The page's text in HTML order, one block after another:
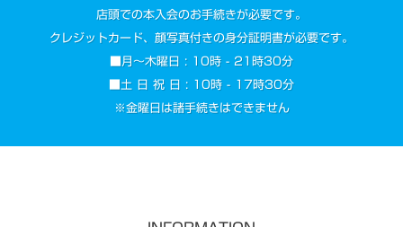
店頭での本入会のお手続きが必要です。
クレジットカード、顔写真付きの身分証明書が必要です。
■月～木曜日 : 10時 - 21時30分
■土 日 祝 日 : 10時 - 17時30分
※金曜日は諸手続きはできません